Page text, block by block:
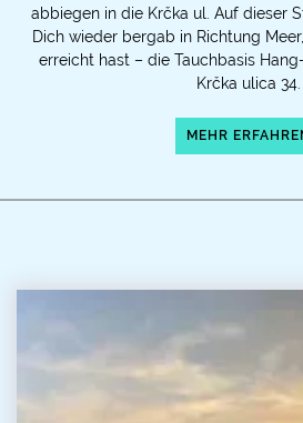
abbiegen in die Krčka ul. Auf dieser
Dich wieder bergab in Richtung
erreicht hast – die Tauchbasis
Krčka ulica 34.
MEHR